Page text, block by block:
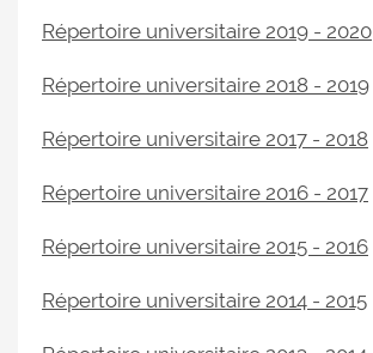
Répertoire universitaire 2019 - 2020
Répertoire universitaire 2018 - 2019
Répertoire universitaire 2017 - 2018
Répertoire universitaire 2016 - 2017
Répertoire universitaire 2015 - 2016
Répertoire universitaire 2014 - 2015